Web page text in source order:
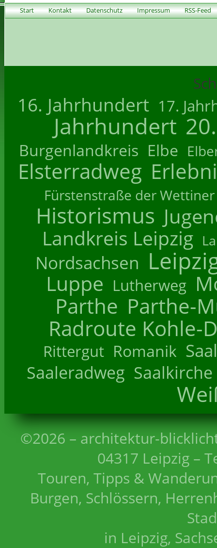
Start Kontakt Datenschutz Impressum RSS-Feed
16. Jahrhundert 17.
Jahrhundert
Burgenlandkreis Elbe
Elsterradweg
Fürstenstraße der Wettiner
Historismus
Landkreis Leipzig
Nordsachsen
Luppe Lutherweg
Parthe Parthe-
Radroute Kohle-
Rittergut Romanik
Saaleradweg Saalkirche
©2026 – architektur-
04317 Leipzig –
Touren, Tipps &
Burgen, Schlössern,
in Leipzig,